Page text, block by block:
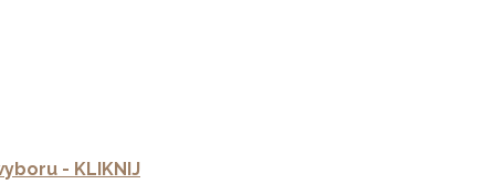
- KLIKNIJ